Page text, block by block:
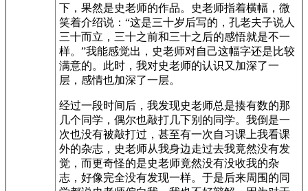
下，果然是史老师的作品。史老师指着横幅，微
笑着介绍说：“这是三十岁后写的，孔老夫子说人
三十而立，三十之前和三十之后的感悟就是不一
样。”我能感觉出，史老师对自己这幅字还是比较
满意的。此时，我对史老师的认识又加深了一
层，感情也加深了一层。
经过一段时间后，我发现史老师总是揍有数的那
几个同学，偶尔也敲打几下别的同学。我倒是一
次也没有被敲打过，甚至有一次自习课上我看课
外的杂志，史老师从我身边走过去我竟然没有发
觉，而更奇怪的是史老师竟然没有没收我的杂
志，好像完全没有发现一样。于是后来周围的同